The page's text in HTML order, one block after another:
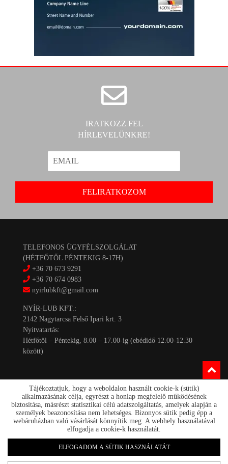
IRATKOZZ FEL
HÍRLEVELÜNKRE!
TELEFONOS ÜGYFÉLSZOLGÁLAT
(HÉTFŐTŐL PÉNTEKIG 8-17H)
+36 70 673 9291
+36 70 674 0983
nyirlubkft@gmail.com
NYÍR-LUB KFT.:
2142 Nagytarcsa Felső Ipari krt. 3
Nyitvatartás:
Hétfőtől – Péntekig, 8.00 – 17.00-ig (ebédidő 12.00-12.30
között)
Kapcsolat
Akciók
Rólunk
nyirlub.hu 2026
Tájékoztatjuk, hogy a weboldalon használt cookie-k (sütik)
alkalmazásának célja, egyrészt a honlap megfelelő működésének
biztosítása, másrészt statisztikai célú adatszolgáltatás, amelyek alapján a
személyek beazonosítása nem lehetséges. Bizonyos sütik pedig épp a
webáruházban való vásárlását könnyítik meg. A webhely használatával
elfogadja a cookie-k használatát.
ELFOGADOM A SÜTIK HASZNÁLATÁT